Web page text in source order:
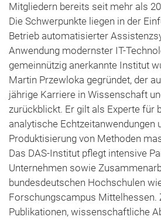
Mitgliedern bereits seit mehr als
Die Schwerpunkte liegen in der
Betrieb automatisierter
Anwendung modernster IT-
gemeinnützig anerkannte Institut
Martin Przewloka gegründet, der
jährige Karriere in Wissenschaft
zurückblickt. Er gilt als Experte für
analytische Echtzeitanwendungen
Produktisierung von Methoden
Das DAS-Institut pflegt intensive
Unternehmen sowie
bundesdeutschen Hochschulen
Forschungscampus Mittelhessen.
Publikationen, wissenschaftliche